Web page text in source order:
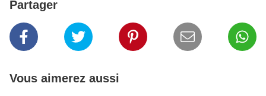
Partager
Vous aimerez aussi